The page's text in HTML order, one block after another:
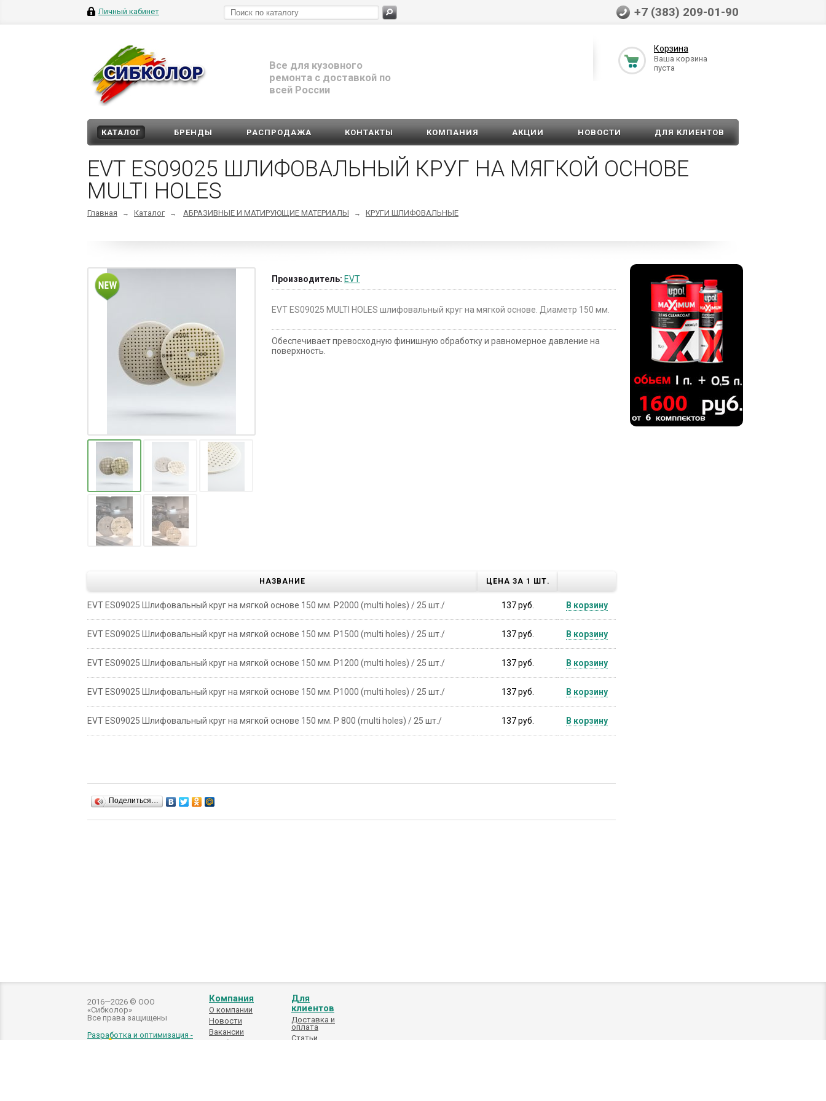
Личный кабинет +7 (383) 209-01-90
Все для кузовного
ремонта с доставкой по
всей России
Корзина
Ваша корзина
пуста
КАТАЛОГ БРЕНДЫ РАСПРОДАЖА КОНТАКТЫ КОМПАНИЯ АКЦИИ НОВОСТИ ДЛЯ КЛИЕНТОВ
EVT ES09025 ШЛИФОВАЛЬНЫЙ КРУГ НА МЯГКОЙ ОСНОВЕ
MULTI HOLES
Главная → Каталог → АБРАЗИВНЫЕ И МАТИРУЮЩИЕ МАТЕРИАЛЫ → КРУГИ ШЛИФОВАЛЬНЫЕ
Производитель: EVT
EVT ES09025 MULTI HOLES шлифовальный круг на мягкой основе. Диаметр 150 мм.
Обеспечивает превосходную финишную обработку и равномерное давление на
поверхность.
НАЗВАНИЕ ЦЕНА ЗА 1 ШТ.
EVT ES09025 Шлифовальный круг на мягкой основе 150 мм. P2000 (multi holes) / 25 шт./ 137 руб. В корзину
EVT ES09025 Шлифовальный круг на мягкой основе 150 мм. P1500 (multi holes) / 25 шт./ 137 руб. В корзину
EVT ES09025 Шлифовальный круг на мягкой основе 150 мм. P1200 (multi holes) / 25 шт./ 137 руб. В корзину
EVT ES09025 Шлифовальный круг на мягкой основе 150 мм. P1000 (multi holes) / 25 шт./ 137 руб. В корзину
EVT ES09025 Шлифовальный круг на мягкой основе 150 мм. P 800 (multi holes) / 25 шт./ 137 руб. В корзину
Поделиться…
2016—2026 © ООО
«Сибколор»
Все права защищены
Разработка и оптимизация -
Компания
О компании
Новости
Вакансии
Подбор
Для
клиентов
Доставка и
оплата
Статьи